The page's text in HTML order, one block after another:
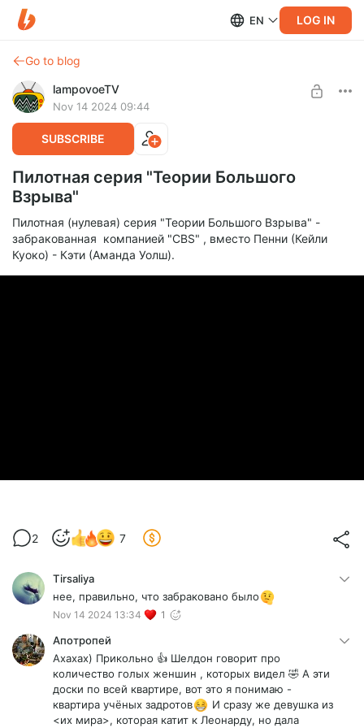
EN LOG IN
Go to blog
lampovoeTV
Nov 14 2024 09:44
SUBSCRIBE
Пилотная серия "Теории Большого
Взрыва"
Пилотная (нулевая) серия "Теории Большого Взрыва" -
забракованная компанией "CBS" , вместо Пенни (Кейли
Куоко) - Кэти (Аманда Уолш).
2 7
Tirsaliya
нее, правильно, что забраковано было
Nov 14 2024 13:34 1
Апотропей
Ахахах) Прикольно 👍 Шелдон говорит про
количество голых женшин , которых видел 🤣 А эти
доски по всей квартире, вот это я понимаю -
квартира учёных задротов
И сразу же девушка из
<их мира>, которая катит к Леонарду, но дала